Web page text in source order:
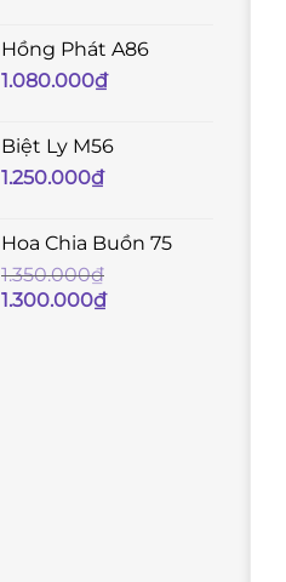
Hồng Phát A86
1.080.000₫
Biệt Ly M56
1.250.000₫
Hoa Chia Buồn 75
1.350.000₫
Giá
1.300.000₫Giá